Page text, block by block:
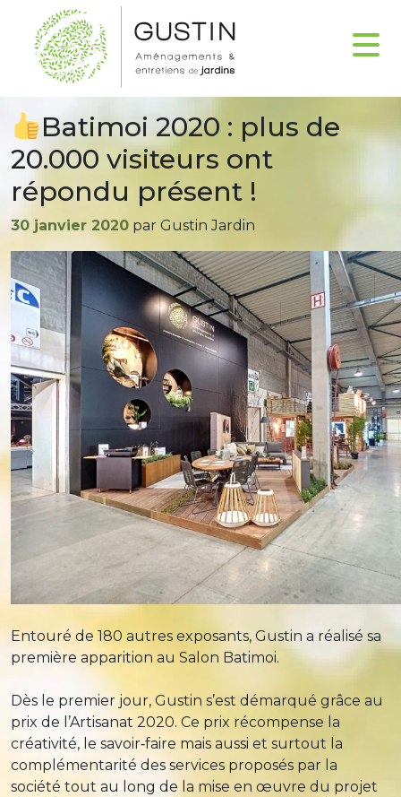
Batimoi 2020 : plus de
20.000 visiteurs ont
répondu présent !
Publié
30 janvier 2020 par Gustin Jardin
Entouré de 180 autres exposants, Gustin a réalisé sa
première apparition au Salon Batimoi.
Dès le premier jour, Gustin s’est démarqué grâce au
prix de l’Artisanat 2020. Ce prix récompense la
créativité, le savoir‐faire mais aussi et surtout la
complémentarité des services proposés par la
société tout au long de la mise en œuvre du projet